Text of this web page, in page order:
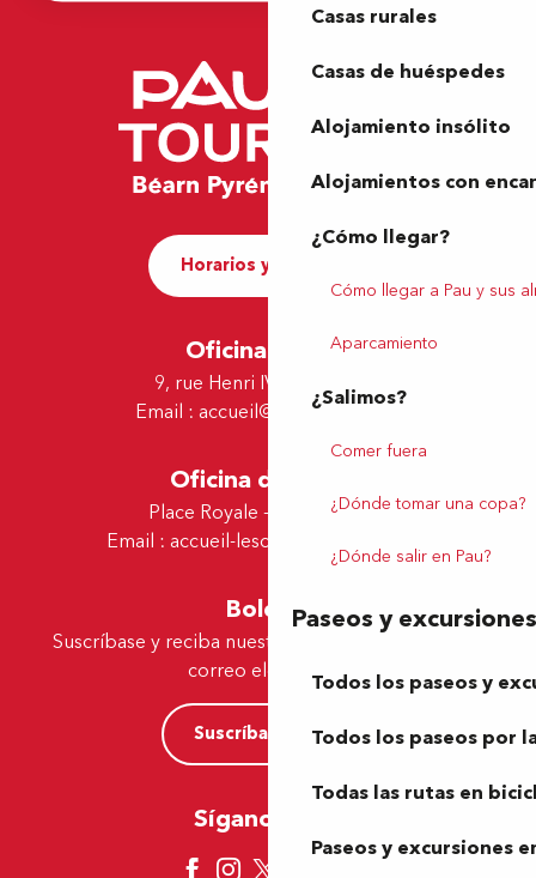
Casas rurales
Casas de huéspedes
Alojamiento insólito
Alojamientos con
¿Cómo llegar?
Cómo llegar a Pau y sus
Aparcamiento
¿Salimos?
Comer fuera
¿Dónde tomar una copa?
¿Dónde salir en Pau?
Paseos y excursiones
Todos los paseos y
Todos los paseos por
Todas las rutas en
Paseos y excursiones
Horarios y contacto
Oficina de Pau
9, rue Henri IV - 64000 Pau
Email : accueil@tourismepau.fr
Oficina de Lescar
Place Royale - 64230 Lescar
Email : accueil-lescar@tourismepau.fr
Boletín
Suscríbase y reciba nuestras ofertas y noticias por
correo electrónico
Suscríbase ahora
Síganos aquí